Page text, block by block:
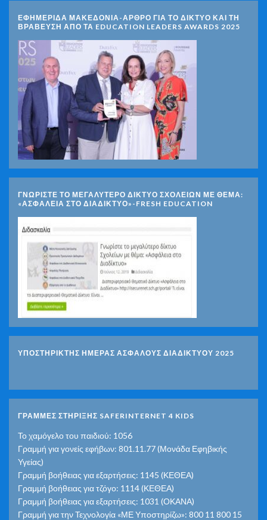
ΕΦΗΜΕΡΙΔΑ ΜΑΚΕΔΟΝΙΑ-ΑΡΘΡΟ ΓΙΑ ΤΟ ΔΙΚΤΥΟ ΚΑΙ ΤΗ
ΒΡΑΒΕΥΣΗ ΑΠΟ ΤΑ EDUCATION LEADERS AWARDS 2025
ΓΝΩΡΊΣΤΕ ΤΟ ΜΕΓΑΛΎΤΕΡΟ ΔΊΚΤΥΟ ΣΧΟΛΕΊΩΝ ΜΕ ΘΈΜΑ:
«ΑΣΦΆΛΕΙΑ ΣΤΟ ΔΙΑΔΊΚΤΥΟ»-FRESH EDUCATION
ΥΠΟΣΤΗΡΙΚΤΗΣ ΗΜΕΡΑΣ ΑΣΦΑΛΟΥΣ ΔΙΑΔΙΚΤΥΟΥ 2025
ΓΡΑΜΜΕΣ ΣΤΗΡΙΞΗΣ SAFERINTERNET 4 KIDS
Το χαμόγελο του παιδιού: 1056
Γραμμή για γονείς εφήβων: 801.11.77 (Μονάδα Εφηβικής
Υγείας)
Γραμμή βοήθειας για εξαρτήσεις: 1145 (ΚΕΘΕΑ)
Γραμμή βοήθειας για τζόγο: 1114 (ΚΕΘΕΑ)
Γραμμή βοήθειας για εξαρτήσεις: 1031 (ΟΚΑΝΑ)
Γραμμή για την Τεχνολογία «ΜΕ Υποστηρίζω»: 800 11 800 15